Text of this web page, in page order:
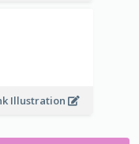
Illustration